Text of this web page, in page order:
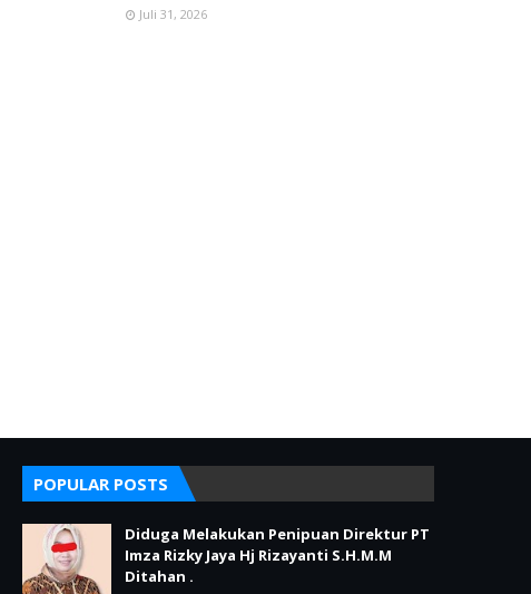
Juli 31, 2026
POPULAR POSTS
Diduga Melakukan Penipuan Direktur PT
Imza Rizky Jaya Hj Rizayanti S.H.M.M
Ditahan .